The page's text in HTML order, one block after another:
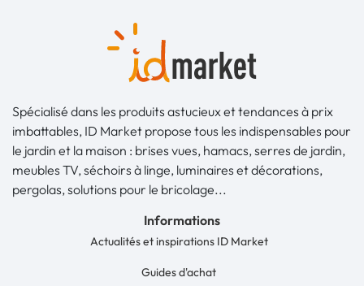
Spécialisé dans les produits astucieux et tendances à prix
imbattables, ID Market propose tous les indispensables pour
le jardin et la maison : brises vues, hamacs, serres de jardin,
meubles TV, séchoirs à linge, luminaires et décorations,
pergolas, solutions pour le bricolage...
Informations
Actualités et inspirations ID Market
Guides d'achat